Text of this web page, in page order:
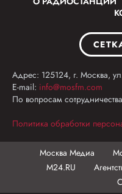
Адрес: 125124, г. Москва,
E-mail: info@mosfm.com
По вопросам
Политика обработки
Москва Медиа
М24.RU